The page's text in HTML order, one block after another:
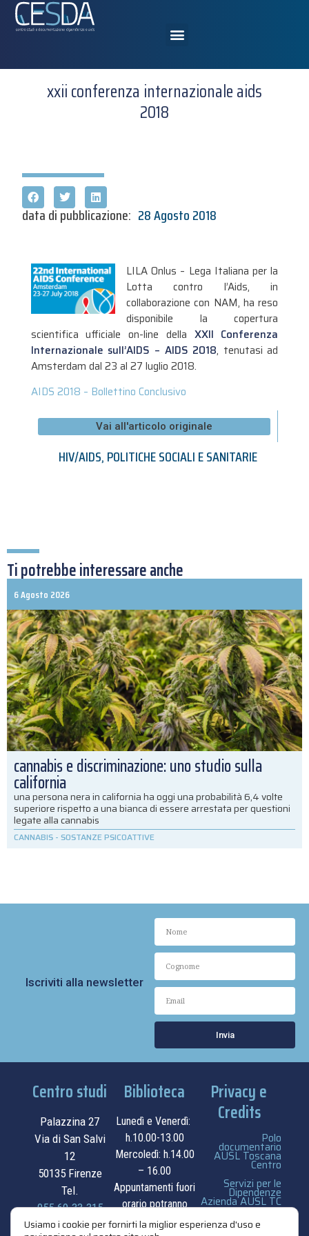
xxii conferenza internazionale aids
2018
data di pubblicazione: 28 Agosto 2018
LILA Onlus – Lega Italiana per la
Lotta contro l’Aids, in
collaborazione con NAM, ha reso
disponibile la copertura
scientifica ufficiale on-line della XXII Conferenza
Internazionale sull’AIDS – AIDS 2018, tenutasi ad
Amsterdam dal 23 al 27 luglio 2018.
AIDS 2018 – Bollettino Conclusivo
Vai all'articolo originale
HIV/AIDS,POLITICHE SOCIALI E SANITARIE
Ti potrebbe interessare anche
6 Agosto 2026
cannabis e discriminazione: uno studio sulla
california
una persona nera in california ha oggi una probabilità 6,4 volte
superiore rispetto a una bianca di essere arrestata per questioni
legate alla cannabis
CANNABIS - SOSTANZE PSICOATTIVE
Iscriviti alla newsletter
Invia
Centro studi
Palazzina 27
Via di San Salvi
12
50135 Firenze
Tel.
055.69.33.315
Biblioteca
Lunedì e Venerdì:
h.10.00-13.00
Mercoledì: h.14.00
– 16.00
Appuntamenti fuori
orario potranno
essere
Privacy e
Credits
Polo
documentario
AUSL Toscana
Centro
Servizi per le
Dipendenze
Azienda AUSL TC
privacy e cookie
Usiamo i cookie per fornirti la miglior esperienza d'uso e